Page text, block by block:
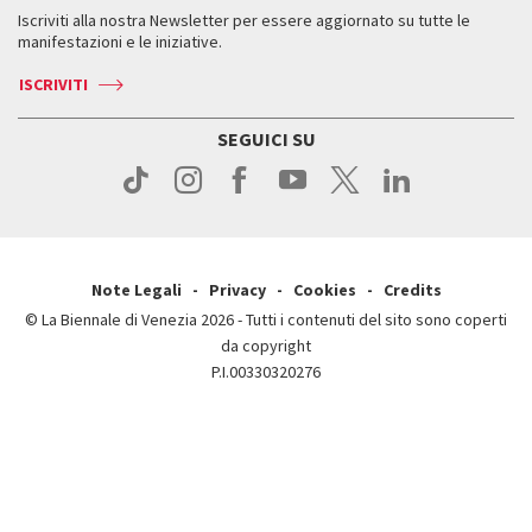
Come raggiungerci
Contatti
Press
Biglietti
Servizi al pubblico
Come raggiungerci
Contatti
Orari e sedi
Iscriviti alla nostra Newsletter per essere aggiornato su tutte le
manifestazioni e le iniziative.
ISCRIVITI
SEGUICI SU
Note Legali Privacy Cookies
Credits
© La Biennale di Venezia 2026 - Tutti i contenuti del sito sono coperti
da copyright
P.I.00330320276